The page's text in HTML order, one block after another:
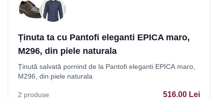
Ținuta ta cu Pantofi eleganti EPICA maro,
M296, din piele naturala
Ținută salvată pornind de la Pantofi eleganti EPICA maro,
M296, din piele naturala
2 produse 516.00 Lei